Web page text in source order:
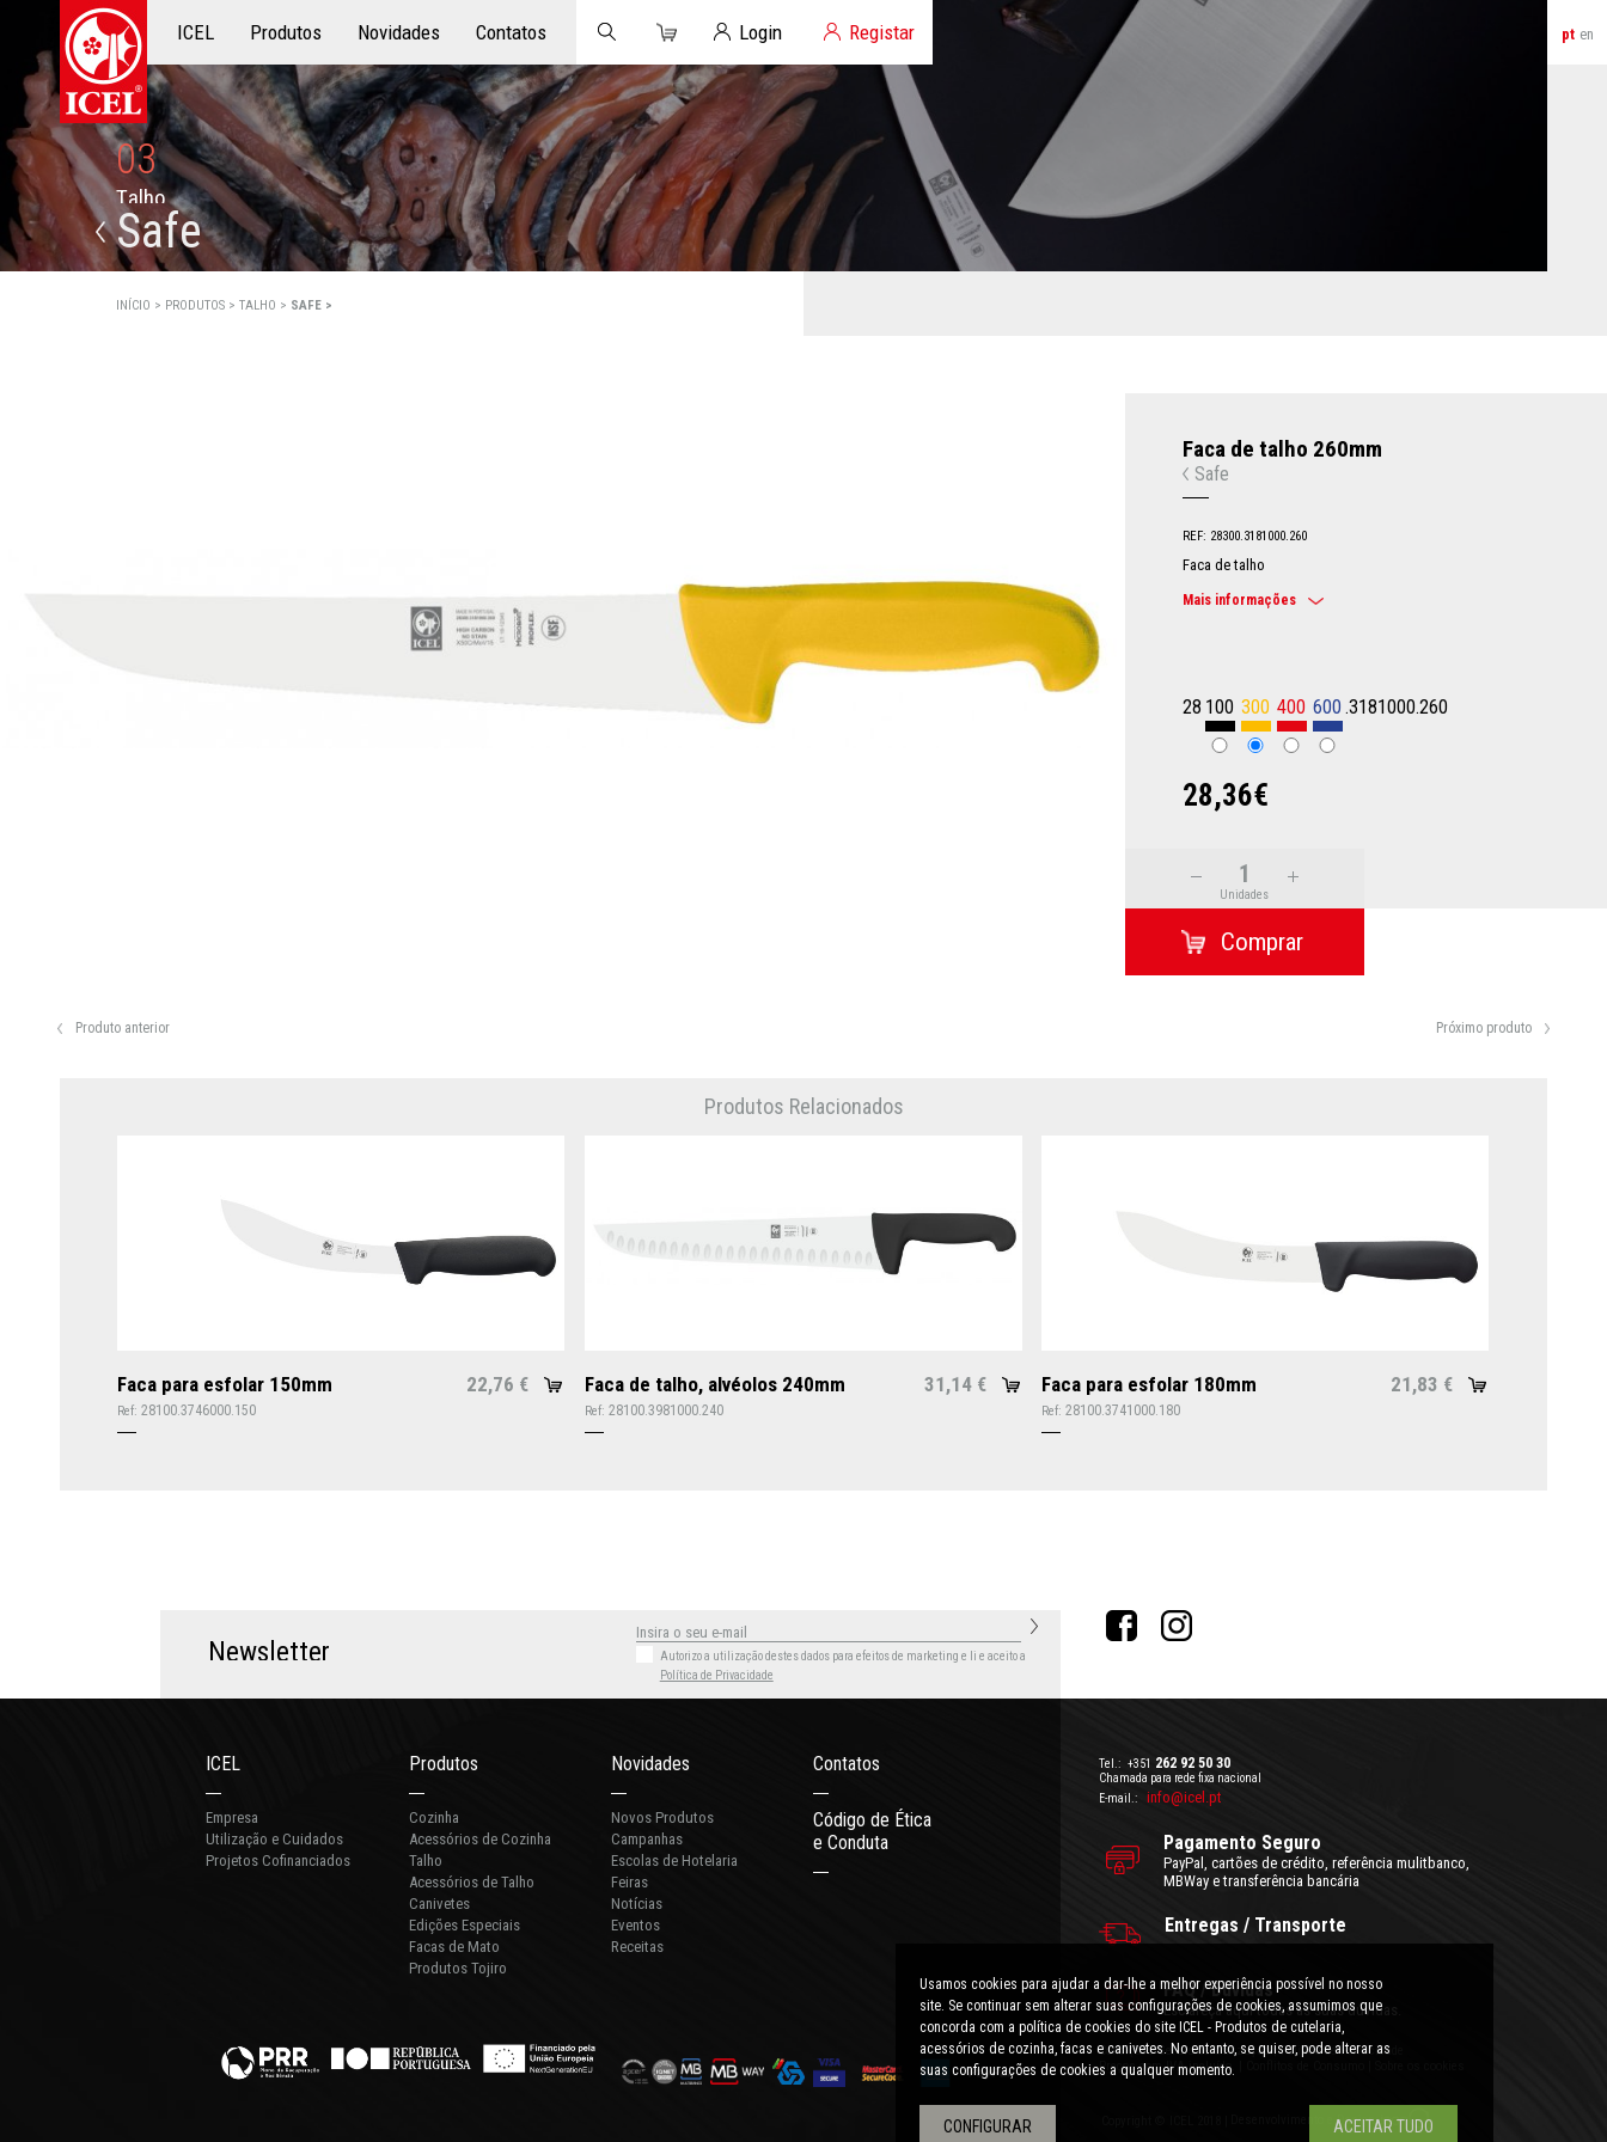
pt en
Produtos
ICEL Produtos Novidades Contatos CarrinhoLogin Login de Clientes
Registar
03
Talho
Safe
INÍCIO > PRODUTOS >TALHO > SAFE >
Produto anterior
Faca de talho 260mm
Safe
REF: 28300.3181000.260
Faca de talho
Mais informações
28 100 300 400 600 .3181000.260
28,36€
Unidades
Próximo produto
Produtos Relacionados
Faca para esfolar 150mm 22,76 €
Ref: 28100.3746000.150
Faca de talho, alvéolos 240mm 31,14 €
Ref: 28100.3981000.240
Faca para esfolar 180mm 21,83 €
Ref:28100.3741000.180
Newsletter Autorizo a utilização destes dados para efeitos de marketing e li e aceito a
Política de Privacidade
ICEL
Empresa
Utilização e Cuidados
Projetos Cofinanciados
Produtos
Cozinha
Acessórios de Cozinha
Talho
Acessórios de Talho
Canivetes
Edições Especiais
Facas de Mato
Produtos Tojiro
Novidades
Novos Produtos
Campanhas
Escolas de Hotelaria
Feiras
Notícias
Eventos
Receitas
Contatos
Código de Ética
e Conduta
Tel.: +351 262 92 50 30
Chamada para rede fixa nacional
E-mail.:
info@icel.pt
Pagamento Seguro
PayPal, cartões de crédito, referência mulitbanco,
MBWay e transferência bancária
Entregas / Transporte
FAQ / Dúvidas
Esclareça aqui todas as suas dúvidas.
Condições Gerais de Utilização|Politica de Privacidade
Preços com IVA incluído.
Desenvolvimento e Design:
Usamos cookies para ajudar a dar-lhe a melhor experiência possível no nosso
site. Se continuar sem alterar suas configurações de cookies, assumimos que
concorda com a política de cookies do site ICEL - Produtos de cutelaria,
acessórios de cozinha, facas e canivetes. No entanto, se quiser, pode alterar as
suas configurações de cookies a qualquer momento.
CONFIGURAR ACEITAR TUDO